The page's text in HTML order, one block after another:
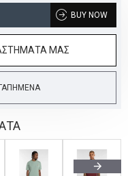
BUY NOW
ΜΑΣ